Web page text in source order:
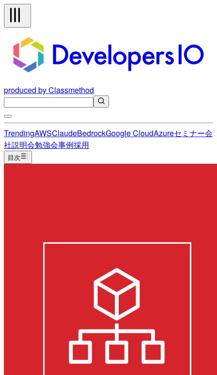
produced by Classmethod
TrendingAWSClaudeBedrockGoogle CloudAzureセミナー会
社説明会勉強会事例採用
目次